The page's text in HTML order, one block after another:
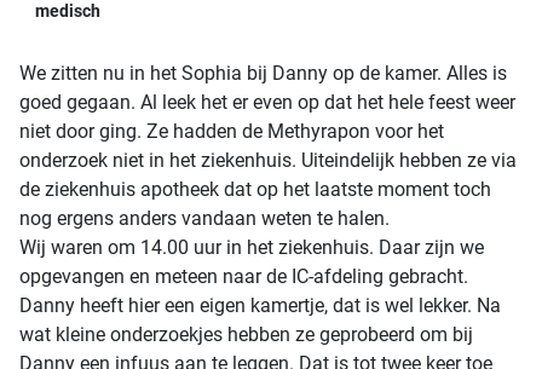
medisch
We zitten nu in het Sophia bij Danny op de kamer. Alles is
goed gegaan. Al leek het er even op dat het hele feest weer
niet door ging. Ze hadden de Methyrapon voor het
onderzoek niet in het ziekenhuis. Uiteindelijk hebben ze via
de ziekenhuis apotheek dat op het laatste moment toch
nog ergens anders vandaan weten te halen.
Wij waren om 14.00 uur in het ziekenhuis. Daar zijn we
opgevangen en meteen naar de IC-afdeling gebracht.
Danny heeft hier een eigen kamertje, dat is wel lekker. Na
wat kleine onderzoekjes hebben ze geprobeerd om bij
Danny een infuus aan te leggen. Dat is tot twee keer toe